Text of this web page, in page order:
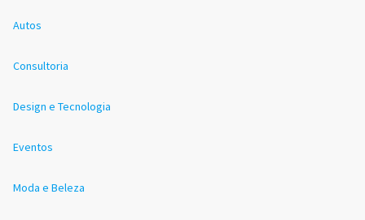
Autos
Consultoria
Design e Tecnologia
Eventos
Moda e Beleza